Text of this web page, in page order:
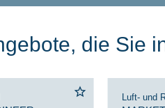
die Sie
Luft- und